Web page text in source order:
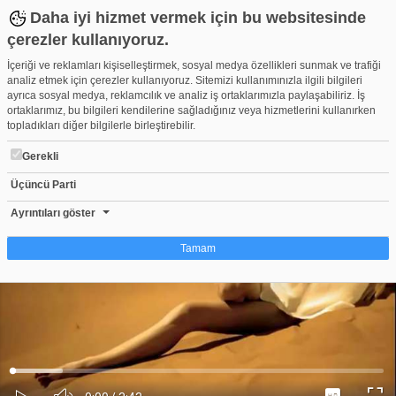
Daha iyi hizmet vermek için bu websitesinde
çerezler kullanıyoruz.
İçeriği ve reklamları kişiselleştirmek, sosyal medya özellikleri sunmak ve trafiği
analiz etmek için çerezler kullanıyoruz. Sitemizi kullanımınızla ilgili bilgileri
ayrıca sosyal medya, reklamcılık ve analiz iş ortaklarımızla paylaşabiliriz. İş
ortaklarımız, bu bilgileri kendilerine sağladığınız veya hizmetlerini kullanırken
topladıkları diğer bilgilerle birleştirebilir.
Gerekli
Üçüncü Parti
Ayrıntıları göster
Tamam
Çerezler, web-sitelerinin, kullanıcıların deneyimlerini daha verimli hale getirmek
amacıyla kullandığı küçük metin dosyalarıdır. Yasalara göre, bu sitenin
işletilmesi için kesinlikle gerekli olan çerezleri cihazınıza yerleştirebiliyoruz.
Diğer çerez türleri için sizden izin almamız gerekiyor. Bu site farklı çerez türleri
kullanmaktadır. Bazı çerezler, sayfalarımızda yer alan üçüncü şahıs hizmetleri
tarafından yerleştirilir. İzniniz şu alanlar için geçerlidir: web.tv
Ses
Yüklendi:
0%
Yükleniyor:
0%
Akcent - Love Stoned (Official Video ) Legendado